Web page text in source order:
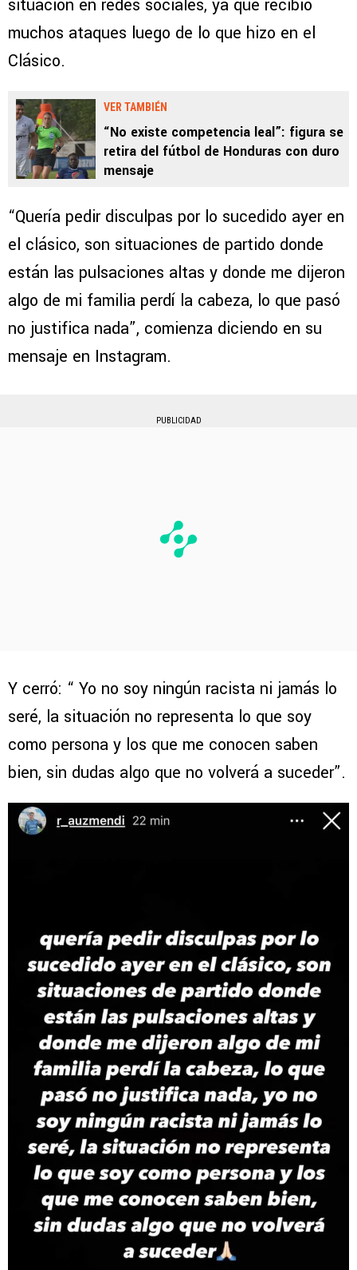
situación en redes sociales, ya que recibió
muchos ataques luego de lo que hizo en el
Clásico.
VER TAMBIÉN
“No existe competencia leal”: figura se
retira del fútbol de Honduras con duro
mensaje
“Quería pedir disculpas por lo sucedido ayer en
el clásico, son situaciones de partido donde
están las pulsaciones altas y donde me dijeron
algo de mi familia perdí la cabeza, lo que pasó
no justifica nada”, comienza diciendo en su
mensaje en Instagram.
PUBLICIDAD
Y cerró: “ Yo no soy ningún racista ni jamás lo
seré, la situación no representa lo que soy
como persona y los que me conocen saben
bien, sin dudas algo que no volverá a suceder”.